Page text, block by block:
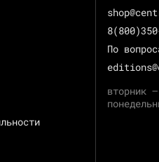
По
вторник